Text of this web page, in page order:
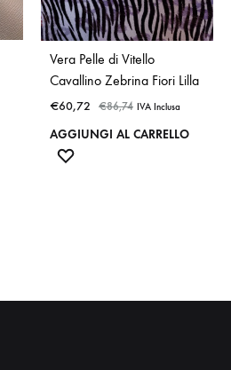
Vera Pelle di Vitello
Cavallino Zebrina Fiori Lilla
€60,72 €86,74 IVA Inclusa
AGGIUNGI AL CARRELLO